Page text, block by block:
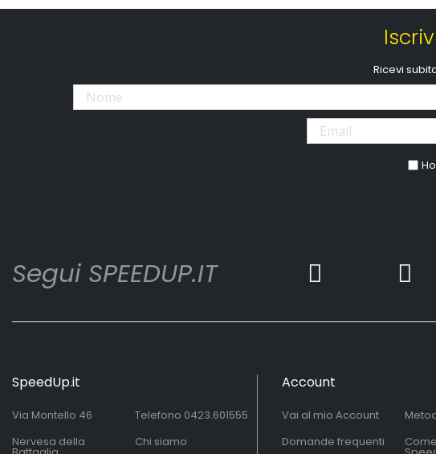
Ricevi
Segui SPEEDUP.IT
SpeedUp.it
Via Montello 46
Nervesa della
Telefono 0423.601555
Chi siamo
Account
Vai al mio Account
Domande frequenti